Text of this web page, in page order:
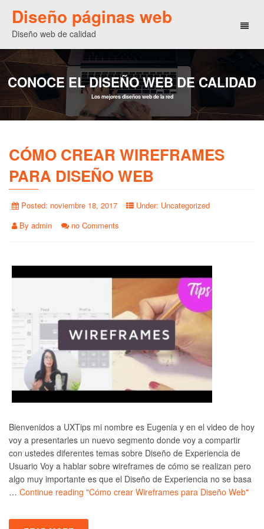
Diseño páginas web
Diseño web de calidad
CONOCE EL DISEÑO WEB DE CALIDAD
Los mejores diseños web de la red
CÓMO CREAR WIREFRAMES
PARA DISEÑO WEB
Posted: noviembre 18, 2017 Under: Uncategorized
By admin no Comments
Bienvenidos a UXTips mi nombre es Eugenia y en el video de hoy
voy a presentarles un nuevo segmento donde voy a compartir
con ustedes diferentes temas sobre Diseño de Experiencia de
Usuario Voy a hablar sobre wireframes de cómo se realizan pero
algo muy importante es que el Diseño de Experiencia no se basa
… Continue reading "Cómo crear Wireframes para Diseño Web"